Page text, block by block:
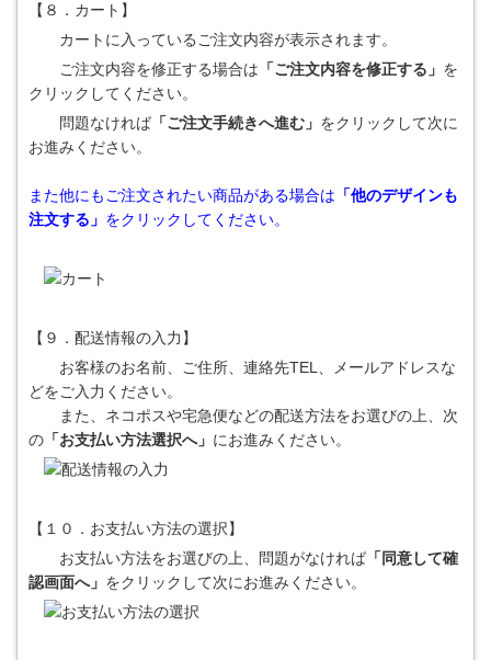
【８．カート】
カートに入っているご注文内容が表示されます。
ご注文内容を修正する場合は 「ご注文内容を修正する」 を
クリックしてください。
問題なければ 「ご注文手続きへ進む」 をクリックして次に
お進みください。
また他にもご注文されたい商品がある場合は 「他のデザインも
注文する」 をクリックしてください。
【９．配送情報の入力】
お客様のお名前、ご住所、連絡先TEL、メールアドレスな
どをご入力ください。
また、ネコポスや宅急便などの配送方法をお選びの上、次
の 「お支払い方法選択へ」 にお進みください。
【１０．お支払い方法の選択】
お支払い方法をお選びの上、問題がなければ 「同意して確
認画面へ」 をクリックして次にお進みください。